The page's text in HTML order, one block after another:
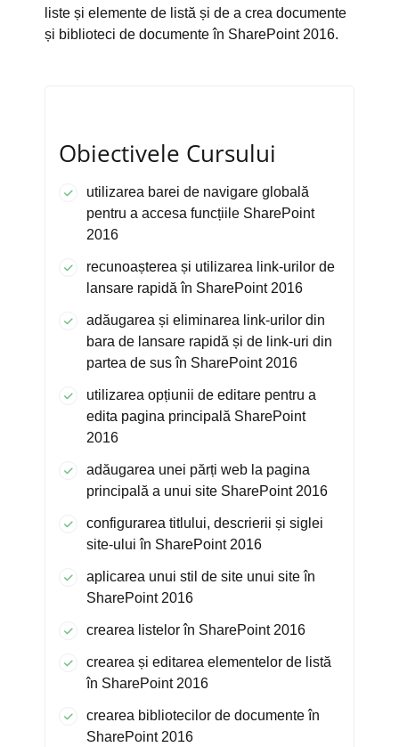
liste și elemente de listă și de a crea documente
și biblioteci de documente în SharePoint 2016.
Obiectivele Cursului
utilizarea barei de navigare globală
pentru a accesa funcțiile SharePoint
2016
recunoașterea și utilizarea link-urilor de
lansare rapidă în SharePoint 2016
adăugarea și eliminarea link-urilor din
bara de lansare rapidă și de link-uri din
partea de sus în SharePoint 2016
utilizarea opțiunii de editare pentru a
edita pagina principală SharePoint
2016
adăugarea unei părți web la pagina
principală a unui site SharePoint 2016
configurarea titlului, descrierii și siglei
site-ului în SharePoint 2016
aplicarea unui stil de site unui site în
SharePoint 2016
crearea listelor în SharePoint 2016
crearea și editarea elementelor de listă
în SharePoint 2016
crearea bibliotecilor de documente în
SharePoint 2016